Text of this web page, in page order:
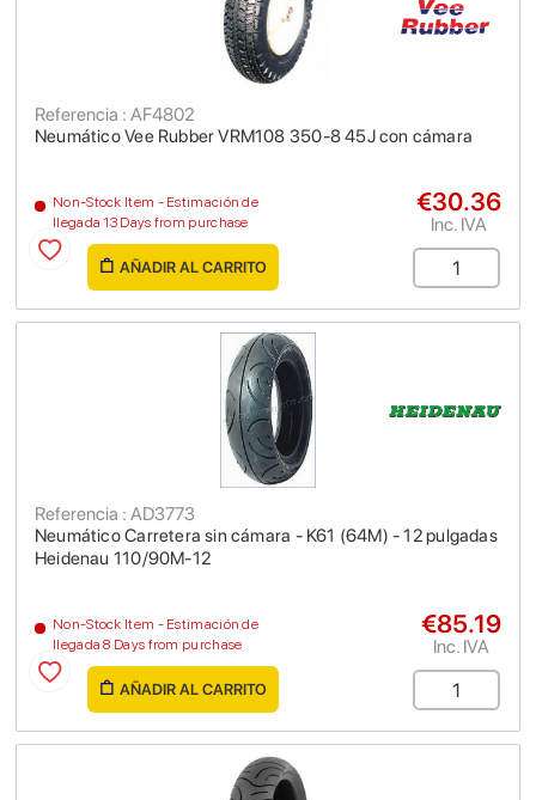
Neumático Vee Rubber VRM108 350-8 45J con cámara
Referencia : AF4802
Non-Stock Item - Estimación de
llegada 13 Days from purchase
€30.36
Inc. IVA
AÑADIR AL CARRITO
Neumático Carretera sin cámara - K61 (64M) - 12 pulgadas
Heidenau 110/90M-12
Referencia : AD3773
Non-Stock Item - Estimación de
llegada 8 Days from purchase
€85.19
Inc. IVA
AÑADIR AL CARRITO